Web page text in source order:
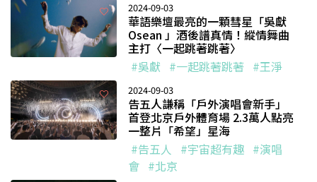
2024-09-03
華語樂壇最亮的一顆彗星「吳獻
Osean 」酒後譜真情！縱情舞曲
主打〈一起跳著跳著〉
#吳獻 #一起跳著跳著 #王淨
2024-09-03
告五人謙稱「戶外演唱會新手」
首登北京戶外體育場 2.3萬人點亮
一整片「希望」星海
#告五人
#宇宙超有趣 #演唱
會 #北京